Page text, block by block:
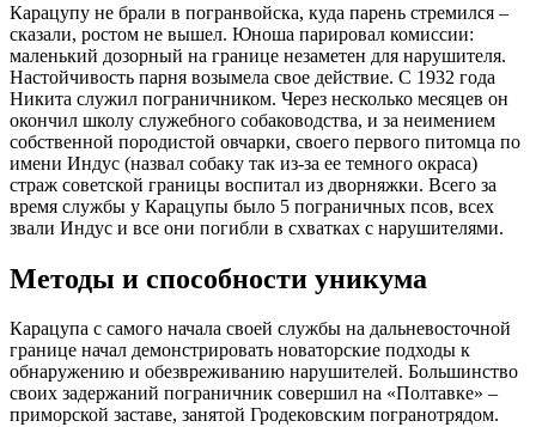
Карацупу не брали в погранвойска, куда парень стремился –
сказали, ростом не вышел. Юноша парировал комиссии:
маленький дозорный на границе незаметен для нарушителя.
Настойчивость парня возымела свое действие. С 1932 года
Никита служил пограничником. Через несколько месяцев он
окончил школу служебного собаководства, и за неимением
собственной породистой овчарки, своего первого питомца по
имени Индус (назвал собаку так из-за ее темного окраса)
страж советской границы воспитал из дворняжки. Всего за
время службы у Карацупы было 5 пограничных псов, всех
звали Индус и все они погибли в схватках с нарушителями.
Методы и способности уникума
Карацупа с самого начала своей службы на дальневосточной
границе начал демонстрировать новаторские подходы к
обнаружению и обезвреживанию нарушителей. Большинство
своих задержаний пограничник совершил на «Полтавке» –
приморской заставе, занятой Гродековским погранотрядом.